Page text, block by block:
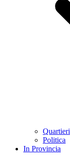
Quartieri
Politica
In Provincia